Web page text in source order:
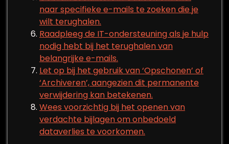
naar specifieke e-mails te zoeken die je
wilt terughalen.
Raadpleeg de IT-ondersteuning als je hulp
nodig hebt bij het terughalen van
belangrijke e-mails.
Let op bij het gebruik van ‘Opschonen’ of
‘Archiveren’, aangezien dit permanente
verwijdering kan betekenen.
Wees voorzichtig bij het openen van
verdachte bijlagen om onbedoeld
dataverlies te voorkomen.